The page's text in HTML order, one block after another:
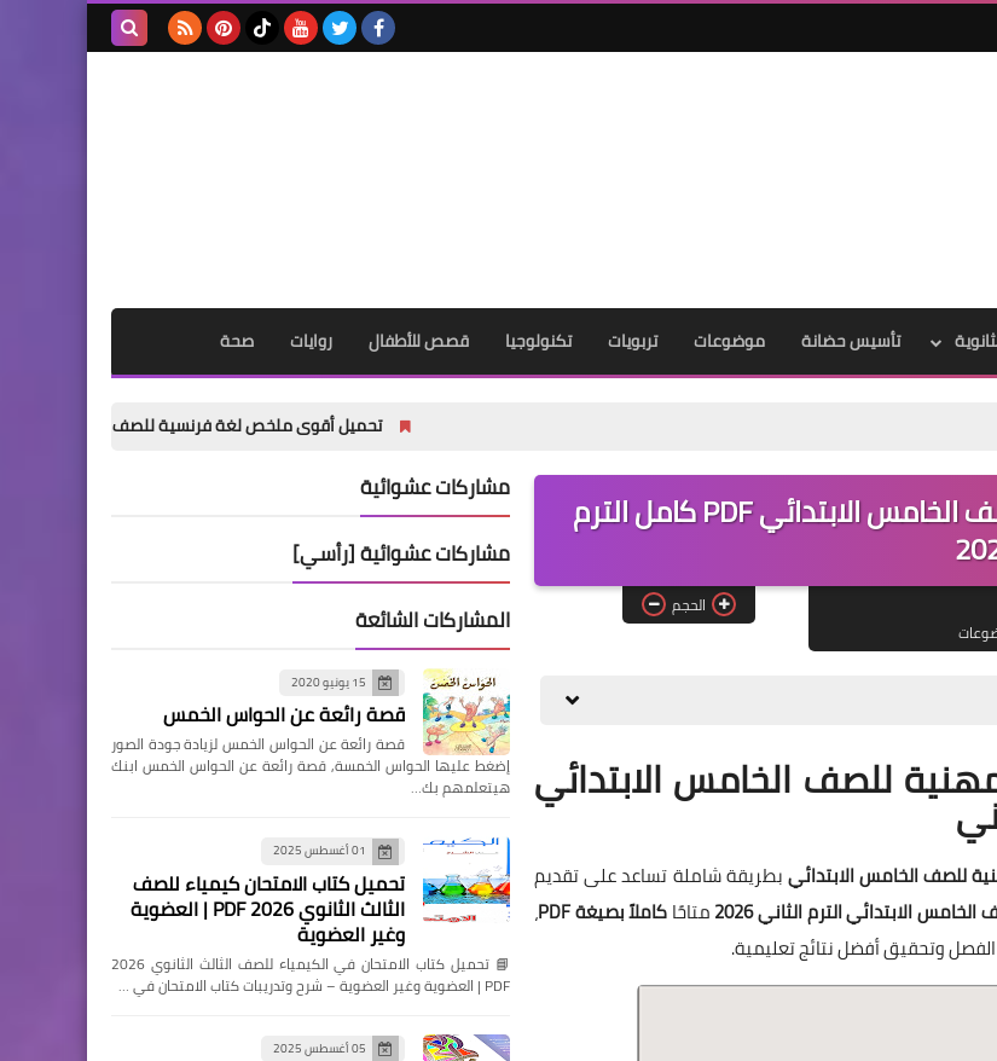
تأسيس حضانة موضوعات تربويات تكنولوجيا قصص للأطفال روايات صحة
تحميل أقوى ملخص لغة فرنسية للصف الأول الثانوي الترم الأول 2027 PDF | شرح ومراجعات وامتحانات مجانية
تحميل تحضير مادة المهارات المهنية للصف الخامس الابتدائي PDF كامل الترم
الحجم
للصف الخامس الابتدائي
للصف الخامس الابتدائيبطريقة شاملة تساعد على تقديم
الابتدائي الترم الثاني 2026 متاحًاكاملاً بصيغة PDF
،
وتحقيق أفضل نتائج تعليمية.
مشاركات عشوائية
مشاركات عشوائية [رأسي]
المشاركات الشائعة
15 يونيو 2020
قصة رائعة عن الحواس الخمس
قصة رائعة عن الحواس الخمس لزيادة جودة الصور
إضغط عليها الحواس الخمسة, قصة رائعة عن الحواس الخمس ابنك
هيتعلمهم بك…
01 أغسطس 2025
تحميل كتاب الامتحان كيمياء للصف
الثالث الثانوي 2026 PDF | العضوية
وغير العضوية
📘 تحميل كتاب الامتحان في الكيمياء للصف الثالث الثانوي 2026
PDF | العضوية وغير العضوية – شرح وتدريبات كتاب الامتحان في …
05 أغسطس 2025